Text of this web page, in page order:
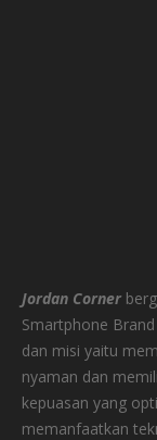
Jordan Corner
Smartphone
dan misi yaitu
nyaman dan
kepuasan yang
memanfaatkan